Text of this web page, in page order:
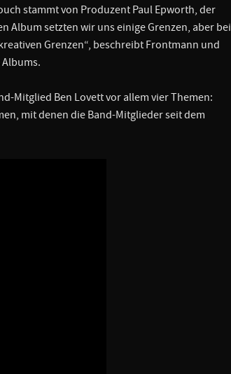
stammt von Produzent Paul Epworth, der
Album setzten wir uns einige Grenzen, aber bei
Grenzen“, beschreibt Frontmann und
Mitglied Ben Lovett vor allem vier Themen:
mit denen die Band-Mitglieder seit dem